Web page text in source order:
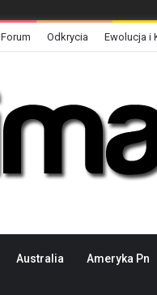
Forum Odkrycia Ewolucja i
Australia Ameryka Pn